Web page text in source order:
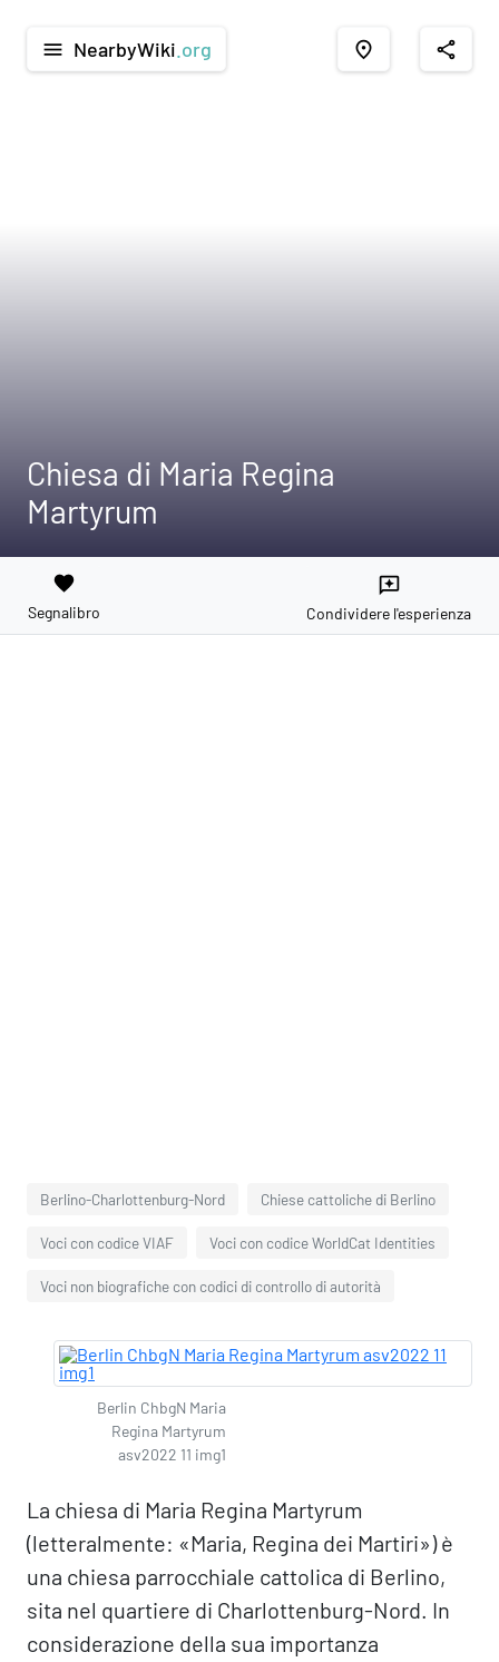
menu NearbyWiki .org place share
Chiesa di Maria Regina
Martyrum
favorite
Segnalibro
reviews
Condividere l'esperienza
Berlino-Charlottenburg-Nord Chiese cattoliche di Berlino
Voci con codice VIAF Voci con codice WorldCat Identities
Voci non biografiche con codici di controllo di autorità
Berlin ChbgN Maria
Regina Martyrum
asv2022 11 img1
La chiesa di Maria Regina Martyrum
(letteralmente: «Maria, Regina dei Martiri») è
una chiesa parrocchiale cattolica di Berlino,
sita nel quartiere di Charlottenburg-Nord. In
considerazione della sua importanza